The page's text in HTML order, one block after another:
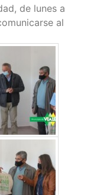
de lunes a
al